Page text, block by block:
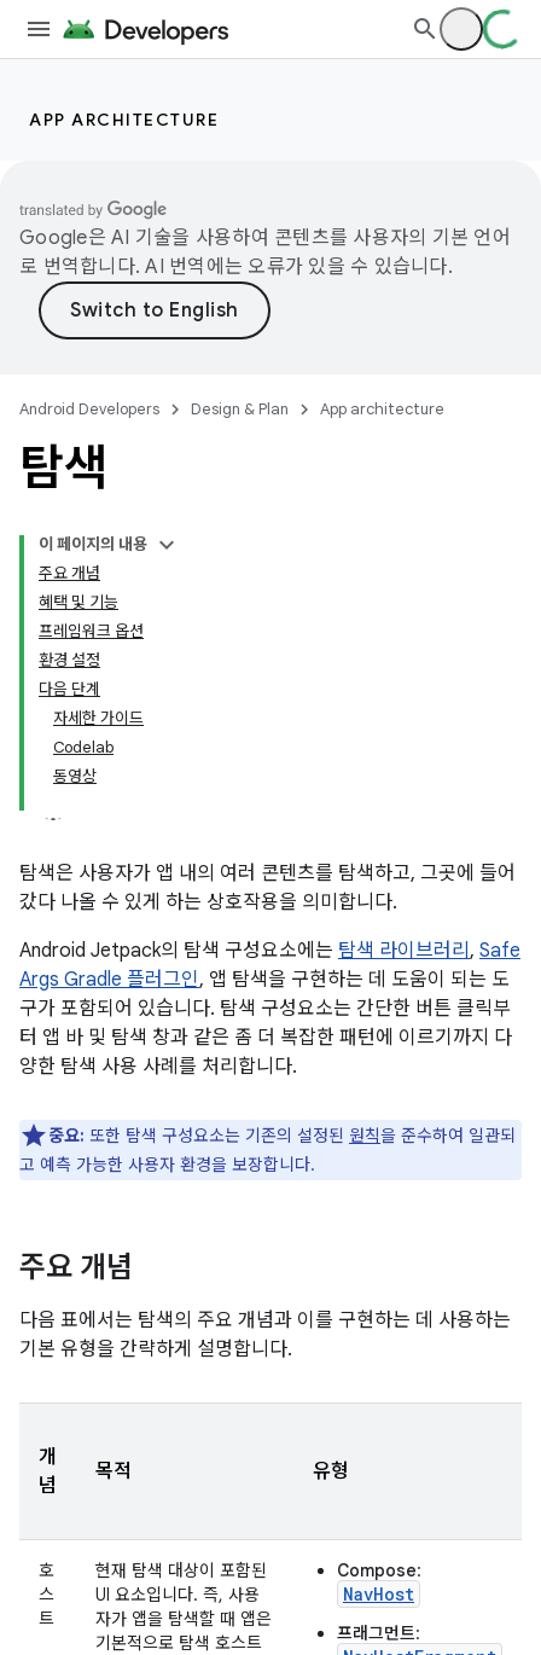
APP ARCHITECTURE
Google은 AI 기술을 사용하여 콘텐츠를 사용자의 기본 언어
로 번역합니다. AI 번역에는 오류가 있을 수 있습니다.
Android Developers Design & Plan App architecture
탐색
이 페이지의 내용
주요 개념
혜택 및 기능
프레임워크 옵션
환경 설정
다음 단계
자세한 가이드
Codelab
동영상
탐색은 사용자가 앱 내의 여러 콘텐츠를 탐색하고, 그곳에 들어
갔다 나올 수 있게 하는 상호작용을 의미합니다.
Android Jetpack의 탐색 구성요소에는 탐색 라이브러리 , Safe
Args Gradle 플러그인, 앱 탐색을 구현하는 데 도움이 되는 도
구가 포함되어 있습니다. 탐색 구성요소는 간단한 버튼 클릭부
터 앱 바 및 탐색 창과 같은 좀 더 복잡한 패턴에 이르기까지 다
양한 탐색 사용 사례를 처리합니다.
중요: 또한 탐색 구성요소는 기존의 설정된 원칙을 준수하여 일관되
고 예측 가능한 사용자 환경을 보장합니다.
주요 개념
다음 표에서는 탐색의 주요 개념과 이를 구현하는 데 사용하는
기본 유형을 간략하게 설명합니다.
개
념
목적 유형
호
스
트
현재 탐색 대상이 포함된
UI 요소입니다. 즉, 사용
자가 앱을 탐색할 때 앱은
기본적으로 탐색 호스트
Compose:
NavHost
프래그먼트: